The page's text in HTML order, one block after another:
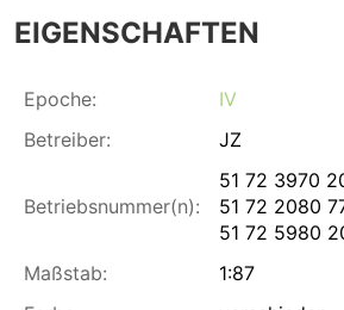
EIGENSCHAFTEN
Epoche:
IV
Betreiber:
JZ
Betriebsnummer(n):
51 72 3970
51 72 2080
51 72 5980
Maßstab:
1:87